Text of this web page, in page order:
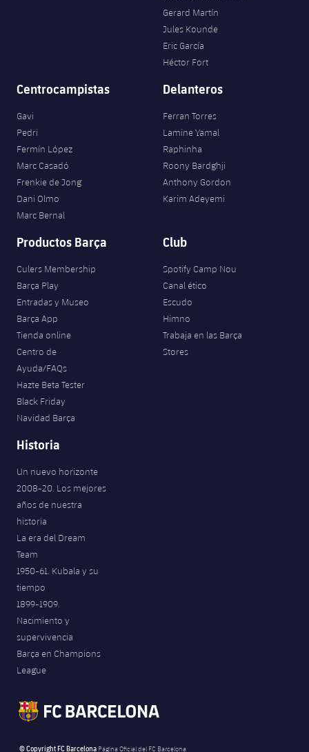
Gerard Martín
Jules Kounde
Eric García
Héctor Fort
Centrocampistas
Gavi
Pedri
Fermín López
Marc Casadó
Frenkie de Jong
Dani Olmo
Marc Bernal
Delanteros
Ferran Torres
Lamine Yamal
Raphinha
Roony Bardghji
Anthony Gordon
Karim Adeyemi
Productos Barça
Culers Membership
Barça Play
Entradas y Museo
Barça App
Tienda online
Centro de
Ayuda/FAQs
Hazte Beta Tester
Black Friday
Navidad Barça
Club
Spotify Camp Nou
Canal ético
Escudo
Himno
Trabaja en las Barça
Stores
Historia
Un nuevo horizonte
2008-20. Los mejores
años de nuestra
historia
La era del Dream
Team
1950-61. Kubala y su
tiempo
1899-1909.
Nacimiento y
supervivencia
Barça en Champions
League
© Copyright FC Barcelona Página Oficial del FC Barcelona